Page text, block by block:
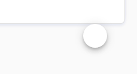
Changer la